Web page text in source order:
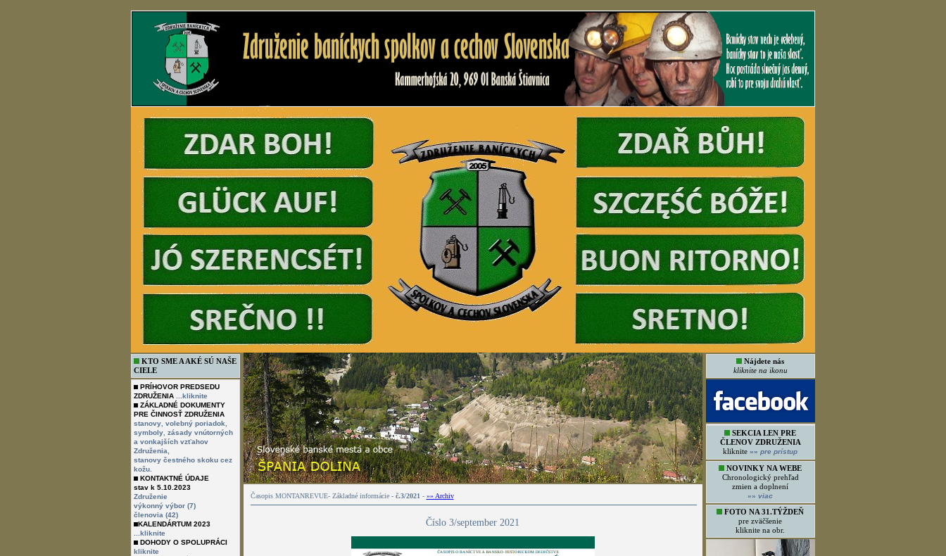
KTO SME A AKÉ SÚ NAŠE
CIELE
PRÍHOVOR PREDSEDU
ZDRUŽENIA
...kliknite
ZÁKLADNÉ DOKUMENTY
PRE ČINNOSŤ ZDRUŽENIA
stanovy, volebný poriadok
symboly, zásady vnútorných
a vonkajších vzťahov
Združenia,
stanovy čestného skoku cez
kožu.
KONTAKTNÉ ÚDAJE
stav k 5.10.2023
Združenie
výkonný výbor (7)
členovia (42)
KALENDÁRTUM 2023
...kliknite
DOHODY O SPOLUPRÁCI
kliknite
Nájdete nás
kliknite na ikonu
SEKCIA LEN PRE
ČLENOV ZDRUŽENIA
kliknite »» pre prístup
NOVINKY NA WEBE
Chronologický prehľad
zmien a doplnení
»» viac
FOTO NA 31.TÝŽDEŇ
pre zväčšenie
kliknite na obr.
Časopis MONTANREVUE- Základné informácie - č.3/2021 - »» Archiv
Číslo 3/september 2021